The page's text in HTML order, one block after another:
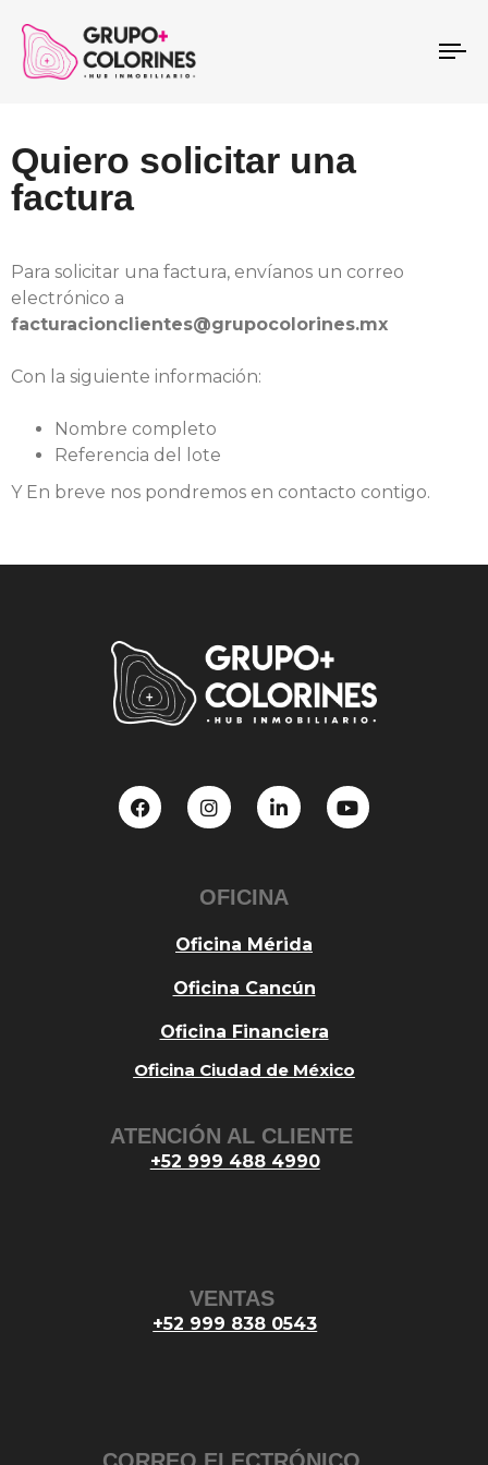
Quiero solicitar una
factura
Para solicitar una factura, envíanos un correo
electrónico a
facturacionclientes@grupocolorines.mx
Con la siguiente información:
Nombre completo
Referencia del lote
Y En breve nos pondremos en contacto contigo.
OFICINA
Oficina Mérida
Oficina Cancún
Oficina Financiera
Oficina Ciudad de México
ATENCIÓN AL CLIENTE
+52 999 488 4990
VENTAS
+52 999 838 0543